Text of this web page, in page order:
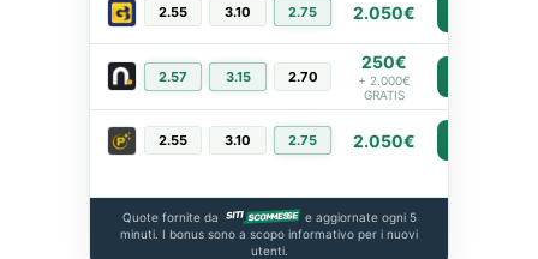
2.55 3.10 2.75 2.050€
2.57 3.15 2.70
250€
+ 2.000€
GRATIS
2.55 3.10 2.75 2.050€
Quote fornite da
e aggiornate ogni 5
minuti. I bonus sono a scopo informativo per i nuovi
utenti.